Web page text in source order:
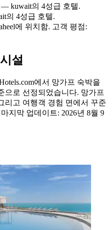
— kuwait의 4성급 호텔.
의 4성급 호텔.
에 위치함. 고객 평점:
설
에서 망가프 숙박을
으로 선정되었습니다. 망가프
리고 여행객 경험 면에서 꾸준
지막 업데이트: 2026년 8월 9